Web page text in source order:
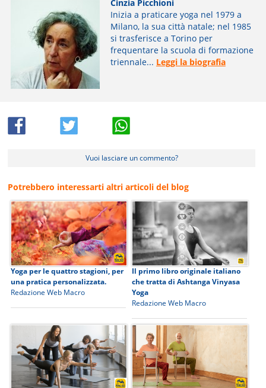
Cinzia Picchioni
Inizia a praticare yoga nel 1979 a
Milano, la sua città natale; nel 1985
si trasferisce a Torino per
frequentare la scuola di formazione
triennale... Leggi la biografia
Vuoi lasciare un commento?
Potrebbero interessarti altri articoli del blog
Yoga per le quattro stagioni, per
una pratica personalizzata.
Redazione Web Macro
Il primo libro originale italiano
che tratta di Ashtanga Vinyasa
Yoga
Redazione Web Macro